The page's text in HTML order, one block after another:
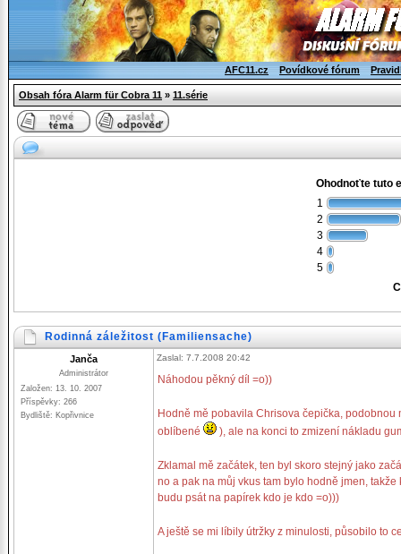
AFC11.cz Povídkové fórum
Obsah fóra Alarm für Cobra 11 » 11.série
Ohodnoťte tuto
1
2
3
4
5
Rodinná záležitost (Familiensache)
Janča
Administrátor
Založen: 13. 10. 2007
Příspěvky: 266
Bydliště: Kopřivnice
Zaslal: 7.7.2008 20:42
Náhodou pěkný díl =o))
Hodně mě pobavila Chrisova čepička, podobnou
oblíbené
), ale na konci to zmizení nákladu
Zklamal mě začátek, ten byl skoro stejný jako
no a pak na můj vkus tam bylo hodně jmen,
budu psát na papírek kdo je kdo =o)))
A ještě se mi líbily útržky z minulosti, působilo to